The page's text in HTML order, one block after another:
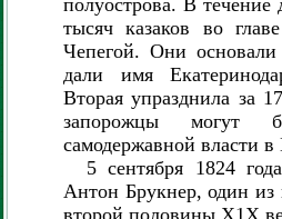
полуострова. В течение
тысяч казаков во
Чепегой. Они
дали имя
Вторая упразднила за
запорожцы могут
самодержавной власти
5 сентября 1824
Антон Брукнер, один
второй половины Х1Х